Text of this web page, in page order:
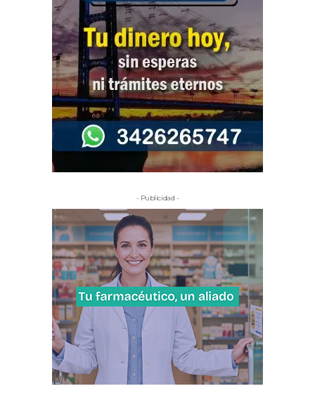
- Publicidad -